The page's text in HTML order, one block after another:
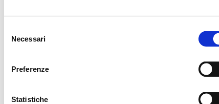
delNecessari
Preferenze
Statistiche